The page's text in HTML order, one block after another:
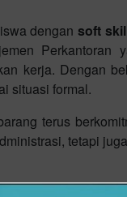
dengan soft
Perkantoran
kerja. Dengan
situasi formal.
terus
tetapi